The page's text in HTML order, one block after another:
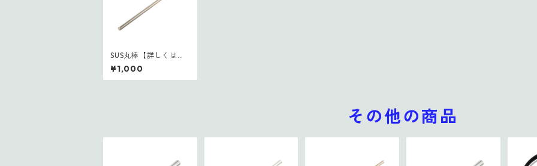
SUS丸棒【詳しくはお
問い合わせください】
¥1,000
その他の商品